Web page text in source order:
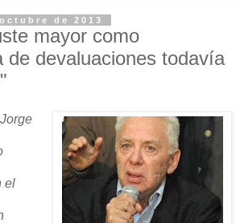
de 2013
mayor como
de devaluaciones todavía
el